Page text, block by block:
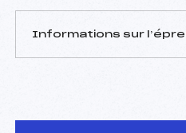
Informations sur